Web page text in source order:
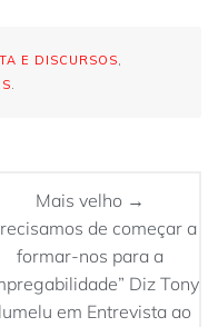
E DISCURSOS,
.
Mais velho →
de começar a
formar-nos para a
Diz Tony
em Entrevista ao